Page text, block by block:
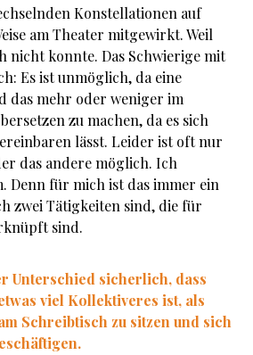
Konstellationen auf
am Theater mitgewirkt. Weil
nicht konnte. Das Schwierige mit
Es ist unmöglich, da eine
das mehr oder weniger im
zu machen, da es sich
lässt. Leider ist oft nur
das andere möglich. Ich
Denn für mich ist das immer ein
zwei Tätigkeiten sind, die für
sind.
Unterschied sicherlich, dass
viel Kollektiveres ist, als
Schreibtisch zu sitzen und sich